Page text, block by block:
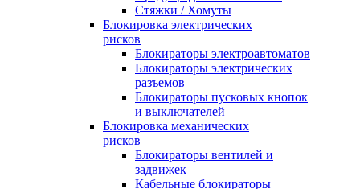
Стяжки / Хомуты
Блокировка электрических
рисков
Блокираторы электроавтоматов
Блокираторы электрических
разъемов
Блокираторы пусковых кнопок
и выключателей
Блокировка механических
рисков
Блокираторы вентилей и
задвижек
Кабельные блокираторы